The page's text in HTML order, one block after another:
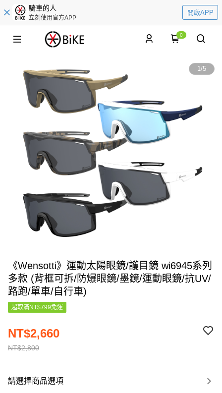
騎車的人
立刻使用官方APP
開啟APP
0
1/5
《Wensotti》運動太陽眼鏡/護目鏡 wi6945系列
多款 (背框可拆/防爆眼鏡/墨鏡/運動眼鏡/抗UV/
路跑/單車/自行車)
超取滿NT$799免運
NT$2,800
NT$2,660
請選擇商品選項